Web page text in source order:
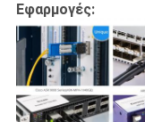
Εφαρμογές: